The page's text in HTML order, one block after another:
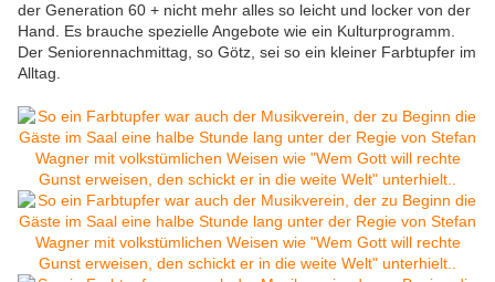
der Generation 60 + nicht mehr alles so leicht und locker von der
Hand. Es brauche spezielle Angebote wie ein Kulturprogramm.
Der Seniorennachmittag, so Götz, sei so ein kleiner Farbtupfer im
Alltag.